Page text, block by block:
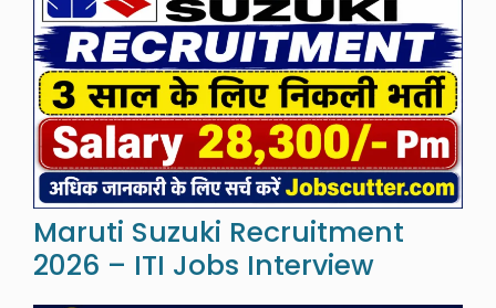
Maruti Suzuki Recruitment
2026 – ITI Jobs Interview